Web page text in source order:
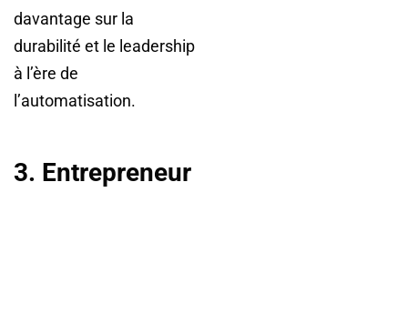
davantage sur la
durabilité et le leadership
à l’ère de
l’automatisation.
3. Entrepreneur